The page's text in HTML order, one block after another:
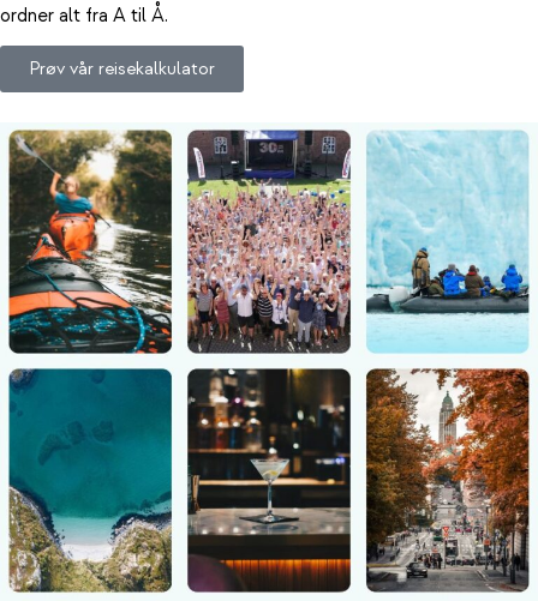
ordner alt fra A til Å.
Prøv vår reisekalkulator